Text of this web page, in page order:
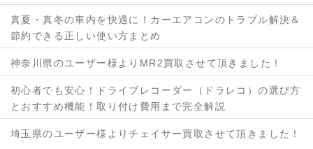
真夏・真冬の車内を快適に！カーエアコンのトラブル解決＆
節約できる正しい使い方まとめ
神奈川県のユーザー様よりMR2買取させて頂きました！
初心者でも安心！ドライブレコーダー（ドラレコ）の選び方
とおすすめ機能！取り付け費用まで完全解説
埼玉県のユーザー様よりチェイサー買取させて頂きました！